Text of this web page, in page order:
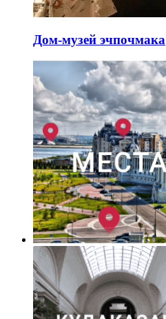
Дом-музей эчпочмака